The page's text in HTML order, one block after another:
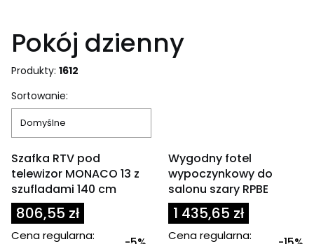
Pokój dzienny
Produkty: 1612
Lista produktów
Sortowanie:
Domyślne
Szafka RTV pod
telewizor MONACO 13 z
szufladami 140 cm
806,55 zł
Cena regularna:
Wygodny fotel
wypoczynkowy do
salonu szary RPBE
1 435,65 zł
Cena regularna: